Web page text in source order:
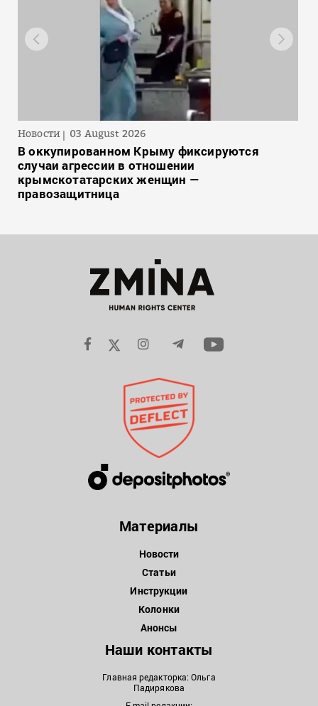
Новости 03 August 2026
В оккупированном Крыму фиксируются
случаи агрессии в отношении
крымскотатарских женщин —
правозащитница
Материалы
Новости
Статьи
Инструкции
Колонки
Анонсы
Наши контакты
Главная редакторка: Ольга
Падирякова